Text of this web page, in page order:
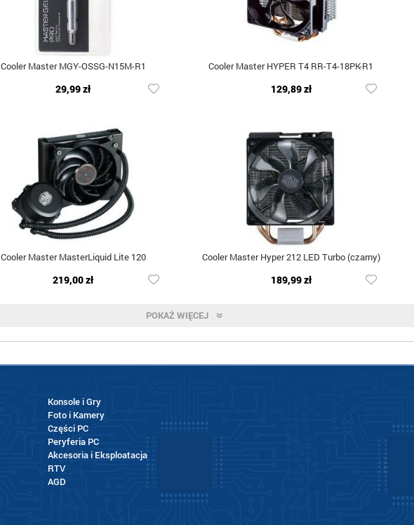
Cooler Master MGY-OSSG-N15M-R1
29,99 zł
Cooler Master HYPER T4 RR-T4-18PK-R1
129,89 zł
Cooler Master MasterLiquid Lite 120
219,00 zł
Cooler Master Hyper 212 LED Turbo (czarny)
189,99 zł
POKAŻ WIĘCEJ
Konsole i Gry
Foto i Kamery
Części PC
Peryferia PC
Akcesoria i Eksploatacja
RTV
AGD